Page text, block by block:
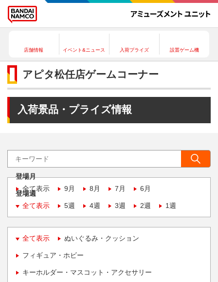
店舗情報 イベント&ニュース 入荷プライズ 設置ゲーム機
アピタ松任店ゲームコーナー
入荷景品・プライズ情報
登場月
全て表示
9月 8月 7月 6月
登場週
全て表示
5週 4週 3週 2週 1週
全て表示 ぬいぐるみ・クッション
フィギュア・ホビー
キーホルダー・マスコット・アクセサリー